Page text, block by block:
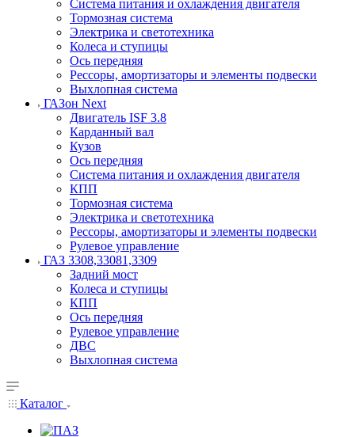
Система питания и охлаждения двигателя
Тормозная система
Электрика и светотехника
Колеса и ступицы
Ось передняя
Рессоры, амортизаторы и элементы подвески
Выхлопная система
ГАЗон Next
Двигатель ISF 3.8
Карданный вал
Кузов
Ось передняя
Система питания и охлаждения двигателя
КПП
Тормозная система
Электрика и светотехника
Рессоры, амортизаторы и элементы подвески
Рулевое управление
ГАЗ 3308,33081,3309
Задний мост
Колеса и ступицы
КПП
Ось передняя
Рулевое управление
ДВС
Выхлопная система
Каталог